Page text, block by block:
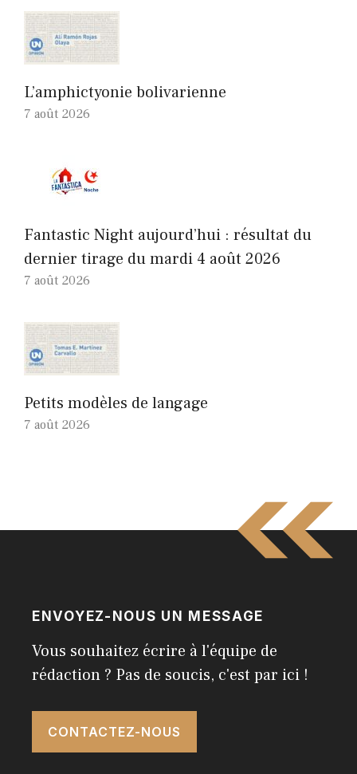
L’amphictyonie bolivarienne
7 août 2026
Fantastic Night aujourd’hui : résultat du
dernier tirage du mardi 4 août 2026
7 août 2026
Petits modèles de langage
7 août 2026
ENVOYEZ-NOUS UN MESSAGE
Vous souhaitez écrire à l'équipe de
rédaction ? Pas de soucis, c'est par ici !
CONTACTEZ-NOUS